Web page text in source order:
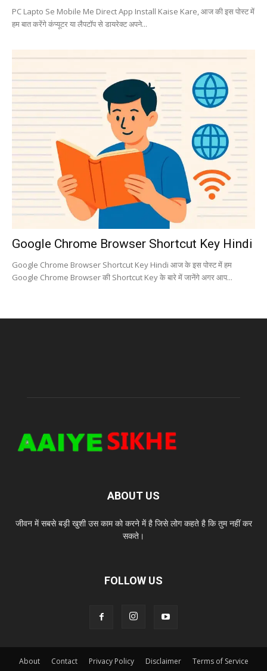
PC Lapto Se Mobile Me Direct App Install Kaise Kare, आज की इस पोस्ट में
हम बात करेंगे कंप्यूटर या लैपटॉप से डायरेक्ट अपने...
Google Chrome Browser Shortcut Key Hindi
Google Chrome Browser Shortcut Key Hindi आज के इस पोस्ट में हम
Google Chrome Browser की Shortcut Key के बारे में जानेंगे अगर आप...
ABOUT US
जीवन में सबसे बड़ी खुशी उस काम को करने में है जिसे लोग कहते है कि तुम नहीं कर
सकते।
FOLLOW US
About Contact Privacy Policy Disclaimer Terms of Service